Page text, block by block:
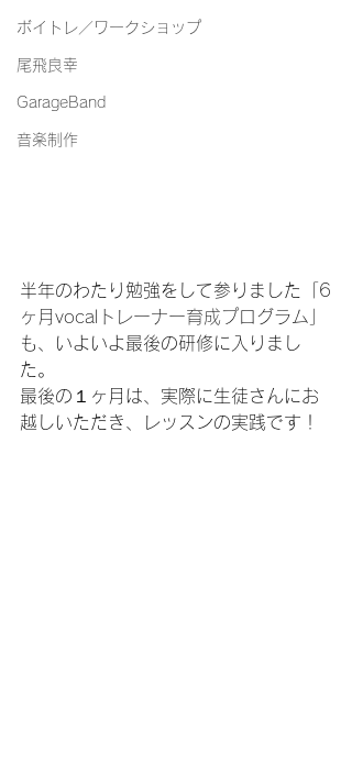
ボイトレ／ワークショップ
尾飛良幸
GarageBand
音楽制作
半年のわたり勉強をして参りました「 6
ヶ月vocalトレーナー育成プログラム
も、いよいよ最後の研修に入りまし
た。
最後の１ヶ月は、実際に生徒さんにお
越しいただき、レッスンの実践です！